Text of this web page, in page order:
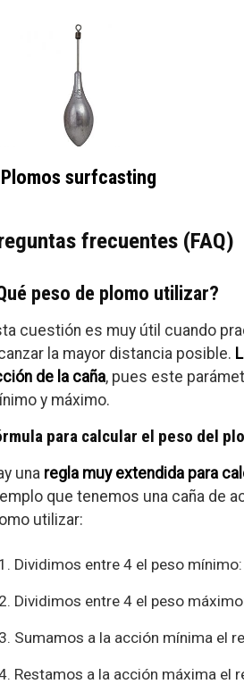
Plomos surfcasting
frecuentes (FAQ)
peso de plomo utilizar?
cuestión es muy útil cuando
la mayor distancia posible.
de la caña, pues este
y máximo.
para calcular el peso del
una regla muy extendida para
que tenemos una caña de
utilizar:
Dividimos entre 4 el peso
Dividimos entre 4 el peso
Sumamos a la acción mínima el
Restamos a la acción máxima el